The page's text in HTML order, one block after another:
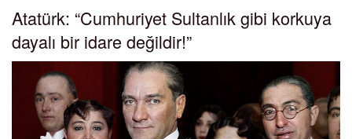
Atatürk: “Cumhuriyet Sultanlık gibi korkuya
dayalı bir idare değildir!”